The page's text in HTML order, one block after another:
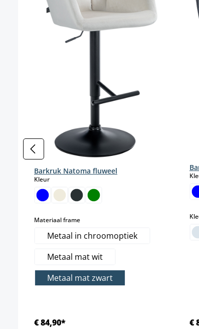
Barkruk Natoma fluweel
Kleurselect
Materiaal frameselect
Metaal in chroomoptiek
Metaal mat wit
Metaal mat zwart
€ 84,90* €